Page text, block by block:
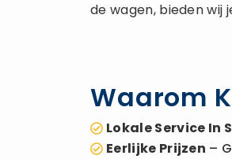
de wagen, bieden
Waarom
Lokale Service In
Eerlijke Prijzen –